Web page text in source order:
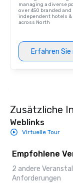
managing a diverse
over 450 branded and
independent hotels &
across North
Erfahren Sie
Zusätzliche
Weblinks
Virtuelle Tour
Empfohlene
2 andere
Anforderungen